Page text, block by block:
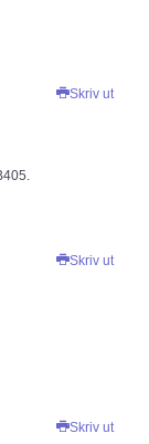
Skriv ut
Skriv ut
Skriv ut